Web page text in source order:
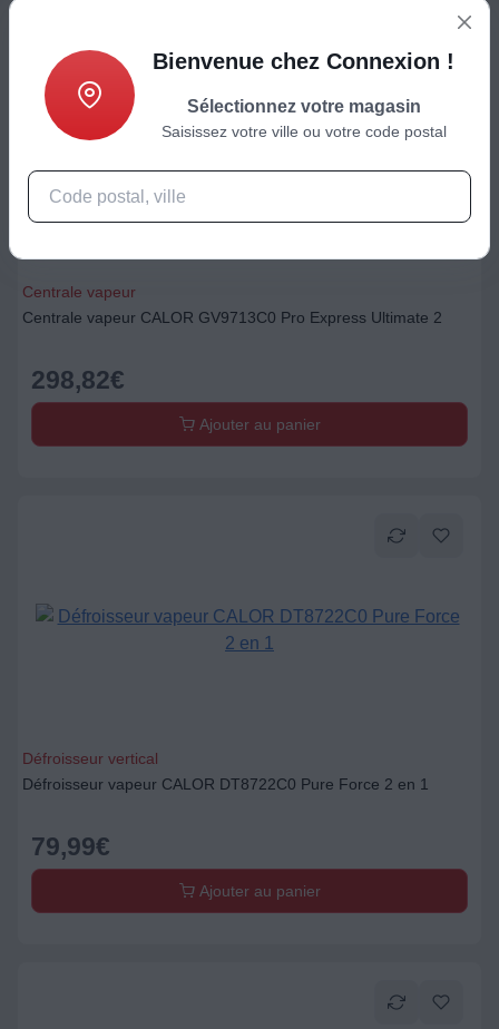
Centrale vapeur
Centrale vapeur CALOR GV9713C0 Pro Express Ultimate 2
298,82€
Ajouter au panier
Défroisseur vertical
Défroisseur vapeur CALOR DT8722C0 Pure Force 2 en 1
79,99€
Ajouter au panier
Bienvenue chez Connexion !
Sélectionnez votre magasin
Saisissez votre ville ou votre code postal